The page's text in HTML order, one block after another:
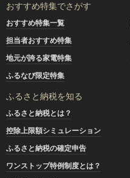
おすすめ特集でさがす
おすすめ特集一覧
担当者おすすめ特集
地元が誇る家電特集
ふるなび限定特集
ふるさと納税を知る
ふるさと納税とは？
控除上限額シミュレーション
ふるさと納税の確定申告
ワンストップ特例制度とは？